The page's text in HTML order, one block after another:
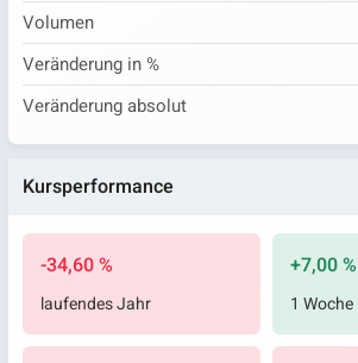
Volumen
Veränderung in %
Veränderung absolut
Kursperformance
-34,60 %
laufendes Jahr
+7,00 %
1 Woche